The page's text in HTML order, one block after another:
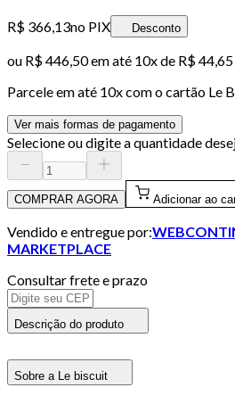
R$ 366,13no PIX Desconto
ou R$ 446,50em até 10x de R$
Parcele em até 10x com o cartão Le
Ver mais formas de pagamento
Selecione ou digite a quantidade
COMPRAR AGORA Adicionar ao
Vendido e entregue por:
MARKETPLACE
Consultar frete e prazo
Descrição do produto
Sobre a Le biscuit